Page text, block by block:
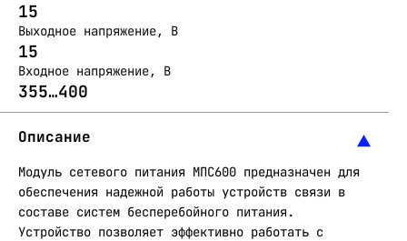
15
Выходное напряжение, В
15
Входное напряжение, В
355…400
Описание
Модуль сетевого питания МПС600 предназначен для
обеспечения надежной работы устройств связи в
составе систем бесперебойного питания.
Устройство позволяет эффективно работать с